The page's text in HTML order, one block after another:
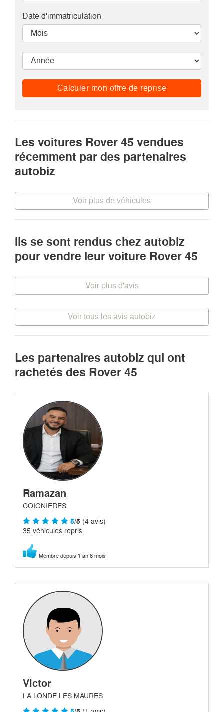
Date d'immatriculation
Calculer mon offre de reprise
Les voitures Rover 45 vendues
récemment par des partenaires
autobiz
Voir plus de véhicules
Ils se sont rendus chez autobiz
pour vendre leur voiture Rover 45
Voir plus d'avis
Voir tous les avis autobiz
Les partenaires autobiz qui ont
rachetés des Rover 45
Ramazan
COIGNIERES
5/5 (4 avis)
35 véhicules repris
Membre depuis 1 an 6 mois
Victor
LA LONDE LES MAURES